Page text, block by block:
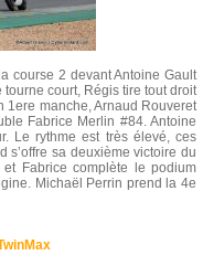
course 2 devant Antoine Gault
court, Régis tire tout droit
1ere manche, Arnaud Rouveret
Fabrice Merlin #84. Antoine
Le rythme est très élevé, ces
s’offre sa deuxième victoire du
Fabrice complète le podium
Michaël Perrin prend la 4e